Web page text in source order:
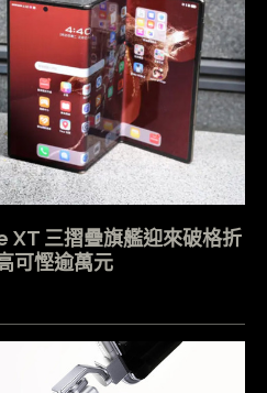
XT 三摺疊旗艦迎來破格折
可慳逾萬元